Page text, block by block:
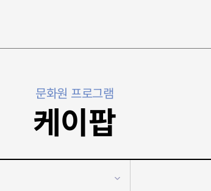
문화원 프로그램
케이팝